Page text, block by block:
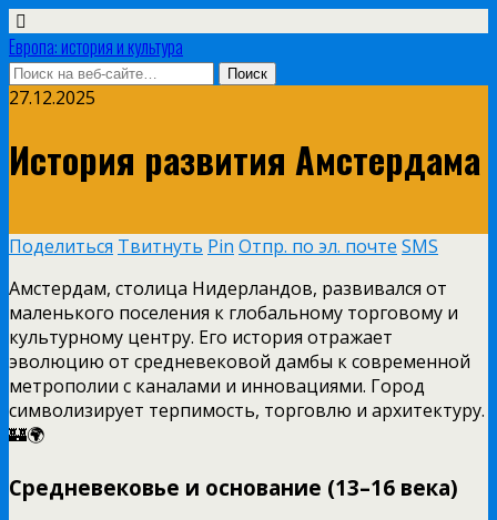
Европа: история и культура
27.12.2025
История развития Амстердама
Поделиться Твитнуть Pin Отпр. по эл. почте SMS
Амстердам, столица Нидерландов, развивался от
маленького поселения к глобальному торговому и
культурному центру. Его история отражает
эволюцию от средневековой дамбы к современной
метрополии с каналами и инновациями. Город
символизирует терпимость, торговлю и архитектуру.
🏰🌍
Средневековье и основание (13–16 века)